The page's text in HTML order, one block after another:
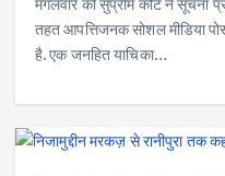
मंगलवार को सुप्रीम कोर्ट ने सूचना
तहत आपत्तिजनक सोशल मीडिया
है. एक जनहित याचिका…